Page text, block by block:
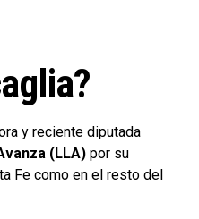
y reciente diputada
(LLA) por su
Fe como en el resto del